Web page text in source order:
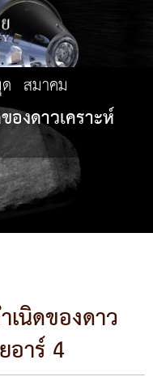
สมาคม
องดาวเคราะห์
เนิดของดาว
อาร์ 4